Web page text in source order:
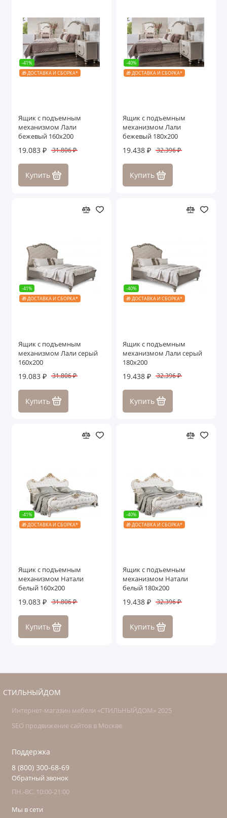
-41%
🎁 ДОСТАВКА И СБОРКА*
Ящик с подъемным
механизмом Лали
бежевый 160х200
19.083 ₽ 31.806 ₽
Купить
-40%
🎁 ДОСТАВКА И СБОРКА*
Ящик с подъемным
механизмом Лали
бежевый 180х200
19.438 ₽ 32.396 ₽
Купить
-41%
🎁 ДОСТАВКА И СБОРКА*
Ящик с подъемным
механизмом Лали серый
160х200
19.083 ₽ 31.806 ₽
Купить
-40%
🎁 ДОСТАВКА И СБОРКА*
Ящик с подъемным
механизмом Лали серый
180х200
19.438 ₽ 32.396 ₽
Купить
-41%
🎁 ДОСТАВКА И СБОРКА*
Ящик с подъемным
механизмом Натали
белый 160х200
19.083 ₽ 31.806 ₽
Купить
-40%
🎁 ДОСТАВКА И СБОРКА*
Ящик с подъемным
механизмом Натали
белый 180х200
19.438 ₽ 32.396 ₽
Купить
СТИЛЬНЫЙДОМ
Интернет-магазин мебели «СТИЛЬНЫЙДОМ» 2025
SEO продвижение сайтов в Москве
Поддержка
8 (800) 300-68-69
Обратный звонок
ПН.-ВС. 10:00-21:00
Мы в сети